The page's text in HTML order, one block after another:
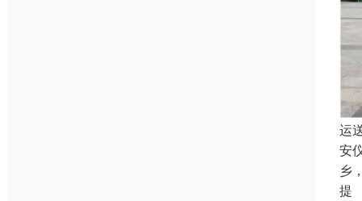
运
安
乡
提